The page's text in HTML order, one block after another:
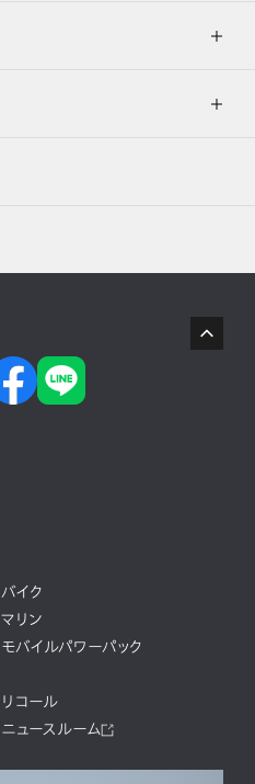
バイク
マリン
モバイルパワーパック
リコール
ニュースルーム